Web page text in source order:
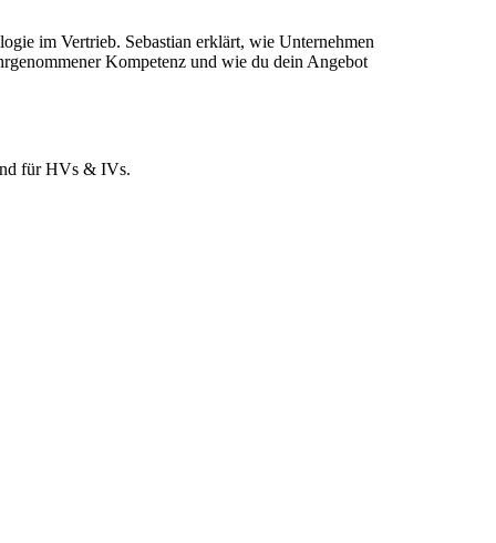
im Vertrieb. Sebastian erklärt, wie Unternehmen
Kompetenz und wie du dein Angebot
für HVs & IVs.